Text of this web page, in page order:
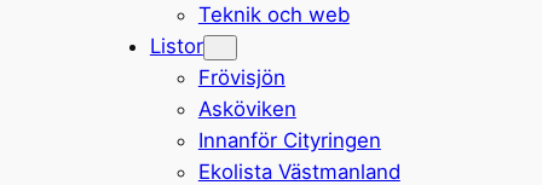
Teknik och web
Listor
Frövisjön
Asköviken
Innanför Cityringen
Ekolista Västmanland